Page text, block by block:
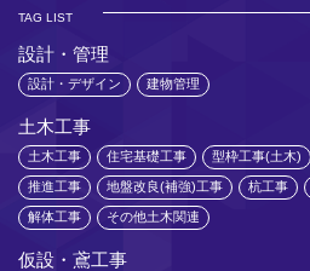
TAG LIST
設計・管理
設計・デザイン 建物管理
土木工事
土木工事 住宅基礎工事 型枠工事(土木)
推進工事 地盤改良(補強)工事 杭工事
解体工事 その他土木関連
仮設・鳶工事